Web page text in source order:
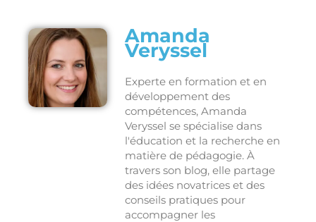
Amanda
Veryssel
Experte en formation et en
développement des
compétences, Amanda
Veryssel se spécialise dans
l'éducation et la recherche en
matière de pédagogie. À
travers son blog, elle partage
des idées novatrices et des
conseils pratiques pour
accompagner les